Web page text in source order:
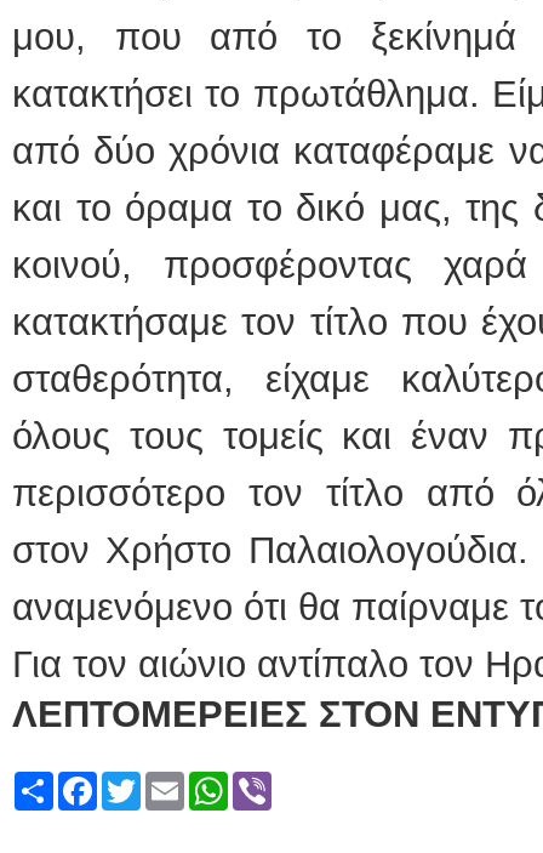
μου, που από το
κατακτήσει το πρωτάθλημα.
από δύο χρόνια καταφέραμε
και το όραμα το δικό μας, της
κοινού, προσφέροντας χαρά
κατακτήσαμε τον τίτλο που
σταθερότητα, είχαμε
όλους τους τομείς και έναν
περισσότερο τον τίτλο από
στον Χρήστο
αναμενόμενο ότι θα παίρναμε
Για τον αιώνιο αντίπαλο τον
ΛΕΠΤΟΜΕΡΕΙΕΣ ΣΤΟΝ
ShareFacebook
TwitterEmailWhatsApp